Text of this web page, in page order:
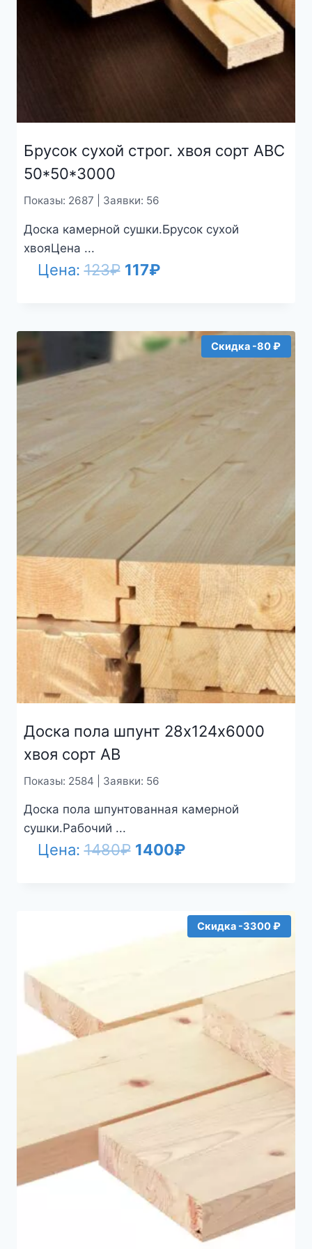
Брусок сухой строг. хвоя сорт АВС
50*50*3000
Показы: 2687 | Заявки: 56
Доска камерной сушки.Брусок сухой
хвояЦена ...
Цена:123₽ Первоначальная
123₽.
117₽Текущая
Скидка -80 ₽
Доска пола шпунт 28х124х6000
хвоя сорт АВ
Показы: 2584 | Заявки: 56
Доска пола шпунтованная камерной
сушки.Рабочий ...
Цена:1480₽ Первоначальная
1400₽Текущая
Скидка -3300 ₽